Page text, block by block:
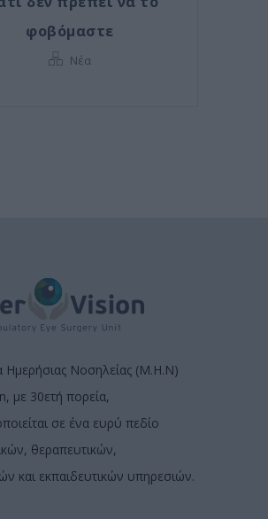
φοβόμαστε
Νέα
Νοσηλείας (Μ.Η.Ν)
με 30ετή πορεία,
σε ένα ευρύ πεδίο
θεραπευτικών,
και εκπαιδευτικών υπηρεσιών.